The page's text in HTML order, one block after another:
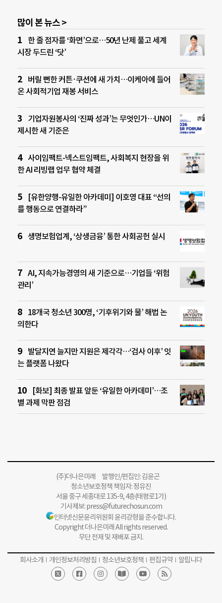
많이 본 뉴스 >
한 줄 점자를 ‘화면’으로…50년 난제 풀고 세계
시장 두드린 ‘닷’
버릴 뻔한 커튼·쿠션에 새 가치…이케아에 들어
온 사회적기업 재봉 서비스
기업자원봉사의 ‘진짜 성과’는 무엇인가…UN이
제시한 새 기준은
사이임팩트-넥스트임팩트, 사회복지 현장을 위
한 AI 리빙랩 업무 협약 체결
[유한양행-유일한 아카데미] 이호영 대표 “선의
를 행동으로 연결하라”
생명보험업계, ‘상생금융’ 통한 사회공헌 실시
AI, 지속가능경영의 새 기준으로…기업들 ‘위험
관리’
18개국 청소년 300명, ‘기후위기와 물’ 해법 논
의한다
발달지연 늘지만 지원은 제각각…‘검사 이후’ 잇
는 플랫폼 나왔다
[화보] 최종 발표 앞둔 ‘유일한 아카데미’…조
별 과제 막판 점검
(주)더나은미래 발행인/편집인: 김윤곤
청소년보호정책 책임자: 정유진
서울 중구 세종대로 135-9, 4층(태평로1가)
기사제보:press@futurechosun.com
인터넷신문윤리위원회 윤리강령을 준수합니다.
Copyright 더나은미래 All rights reserved.
무단 전재 및 재배포 금지.
회사소개 개인정보처리방침 청소년보호정책 편집규약 알립니다